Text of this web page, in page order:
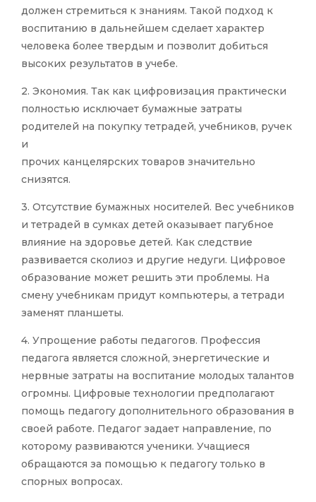
должен стремиться к знаниям. Такой подход к
воспитанию в дальнейшем сделает характер
человека более твердым и позволит добиться
высоких результатов в учебе.
2. Экономия. Так как цифровизация практически
полностью исключает бумажные затраты
родителей на покупку тетрадей, учебников, ручек
и
прочих канцелярских товаров значительно
снизятся.
3. Отсутствие бумажных носителей. Вес учебников
и тетрадей в сумках детей оказывает пагубное
влияние на здоровье детей. Как следствие
развивается сколиоз и другие недуги. Цифровое
образование может решить эти проблемы. На
смену учебникам придут компьютеры, а тетради
заменят планшеты.
4. Упрощение работы педагогов. Профессия
педагога является сложной, энергетические и
нервные затраты на воспитание молодых талантов
огромны. Цифровые технологии предполагают
помощь педагогу дополнительного образования в
своей работе. Педагог задает направление, по
которому развиваются ученики. Учащиеся
обращаются за помощью к педагогу только в
спорных вопросах.